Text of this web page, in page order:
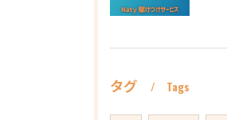
タグ Tags